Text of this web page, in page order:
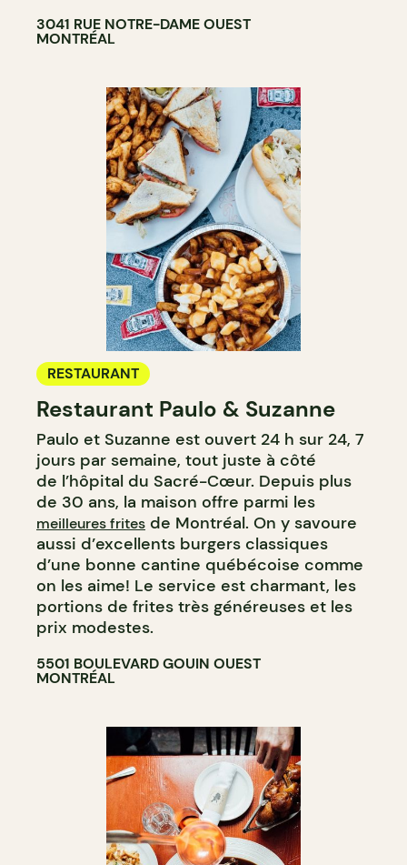
3041 RUE NOTRE-DAME OUEST
MONTRÉAL
RESTAURANT
Restaurant Paulo & Suzanne
Paulo et Suzanne est ouvert 24 h sur 24, 7
jours par semaine, tout juste à côté
de l’hôpital du Sacré-Cœur. Depuis plus
de 30 ans, la maison offre parmi les
meilleures frites de Montréal. On y savoure
aussi d’excellents burgers classiques
d’une bonne cantine québécoise comme
on les aime! Le service est charmant, les
portions de frites très généreuses et les
prix modestes.
5501 BOULEVARD GOUIN OUEST
MONTRÉAL